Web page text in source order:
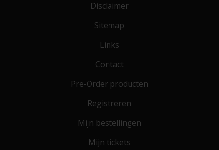
Disclaimer
Sitemap
Links
Contact
Pre-Order producten
Registreren
Mijn bestellingen
Mijn tickets